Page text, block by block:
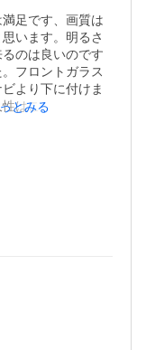
足です、画質は
います。明るさ
のは良いのです
フロントガラス
より下に付けま
はこれからの確
とみる